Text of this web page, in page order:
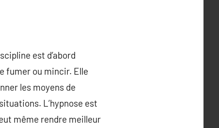
est d’abord
fumer ou mincir. Elle
les moyens de
L’hypnose est
même rendre meilleur